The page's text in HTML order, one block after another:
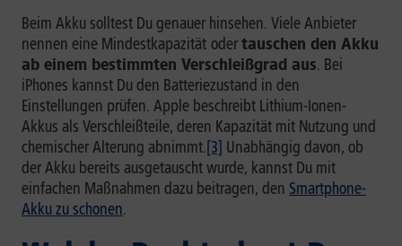
Beim Akku solltest Du genauer hinsehen. Viele Anbieter
nennen eine Mindestkapazität odertauschen den Akku
ab einem bestimmten Verschleißgrad aus. Bei
iPhones kannst Du den Batteriezustand in den
Einstellungen prüfen. Apple beschreibt Lithium-Ionen-
Akkus als Verschleißteile, deren Kapazität mit Nutzung und
chemischer Alterung abnimmt.[3] Unabhängig davon, ob
der Akku bereits ausgetauscht wurde, kannst Du mit
einfachen Maßnahmen dazu beitragen, den Smartphone-
Akku zu schonen.